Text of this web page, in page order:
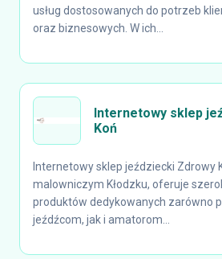
usług dostosowanych do potrzeb
oraz biznesowych. W ich...
Internetowy sklep
Koń
Internetowy sklep jeździecki Zdrowy
malowniczym Kłodzku, oferuje
produktów dedykowanych zarówno
jeźdźcom, jak i amatorom...